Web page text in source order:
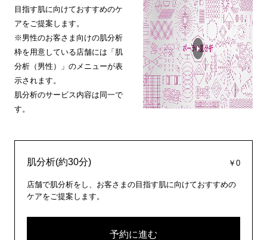
目指す肌に向けておすすめのケ
アをご提案します。
※男性のお客さま向けの肌分析
枠を用意している店舗には「肌
分析（男性）」のメニューが表
示されます。
肌分析のサービス内容は同一で
す。
肌分析(約30分) ￥0
店舗で肌分析をし、お客さまの目指す肌に向けておすすめの
ケアをご提案します。
予約に進む